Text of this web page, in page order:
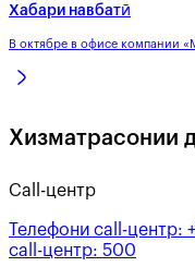
Хабари навбатӣ
В октябре в офисе компании
Хизматрасонии
Call-центр
Телефони call-центр:
call-центр: 500